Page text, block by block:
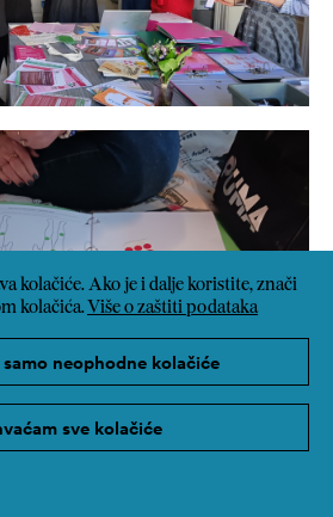
kolačiće. Ako je i dalje koristite, znači
kolačića. Više o zaštiti podataka
neophodne kolačiće
sve kolačiće